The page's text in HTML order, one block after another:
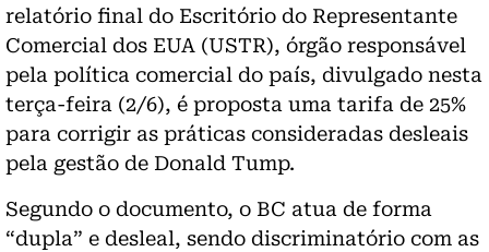
relatório final do Escritório do Representante
Comercial dos EUA (USTR), órgão responsável
pela política comercial do país, divulgado nesta
terça-feira (2/6), é proposta uma tarifa de 25%
para corrigir as práticas consideradas desleais
pela gestão de Donald Tump.
Segundo o documento, o BC atua de forma
“dupla” e desleal, sendo discriminatório com as